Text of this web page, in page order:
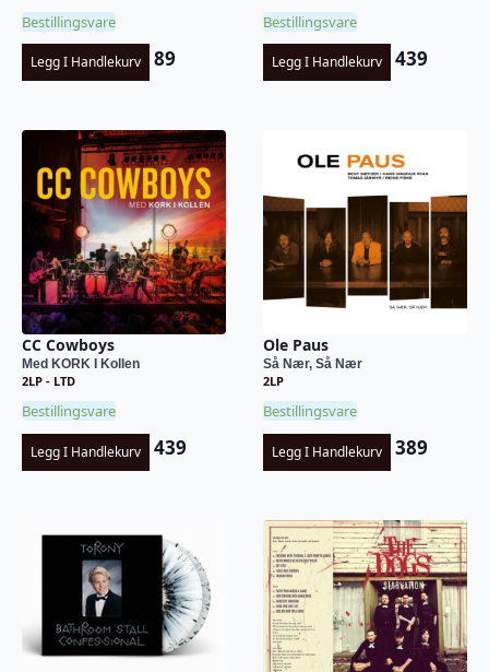
Bestillingsvare
Legg I Handlekurv 89
Bestillingsvare
Legg I Handlekurv 439
CC Cowboys
Med KORK I Kollen
2LP - LTD
Bestillingsvare
Legg I Handlekurv 439
Ole Paus
Så Nær, Så Nær
2LP
Bestillingsvare
Legg I Handlekurv 389